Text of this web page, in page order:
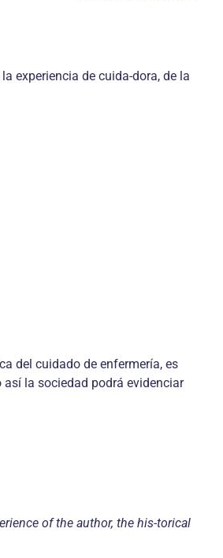
experiencia de cuida-dora, de la
del cuidado de enfermería, es
la sociedad podrá evidenciar
of the author, the his-torical